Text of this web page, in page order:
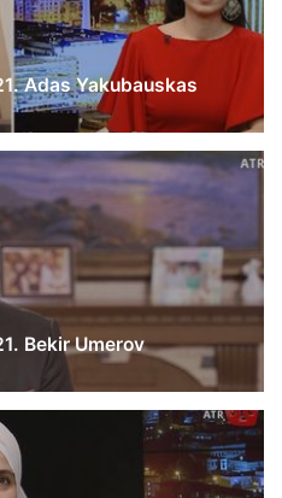
Adas Yakubauskas
Bekir Umerov